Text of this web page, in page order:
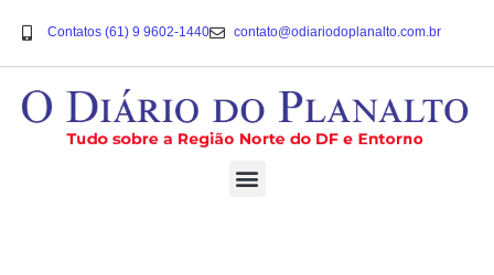
Contatos (61) 9 9602-1440 contato@odiariodoplanalto.com.br